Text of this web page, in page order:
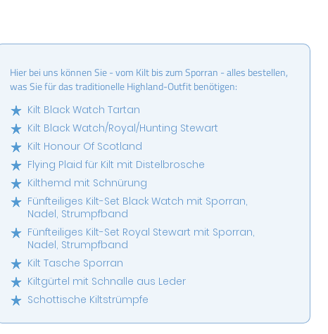
Hier bei uns können Sie - vom Kilt bis zum Sporran - alles bestellen,
was Sie für das traditionelle Highland-Outfit benötigen:
Kilt Black Watch Tartan
Kilt Black Watch/Royal/Hunting Stewart
Kilt Honour Of Scotland
Flying Plaid für Kilt mit Distelbrosche
Kilthemd mit Schnürung
Fünfteiliges Kilt-Set Black Watch mit Sporran,
Nadel, Strumpfband
Fünfteiliges Kilt-Set Royal Stewart mit Sporran,
Nadel, Strumpfband
Kilt Tasche Sporran
Kiltgürtel mit Schnalle aus Leder
Schottische Kiltstrümpfe